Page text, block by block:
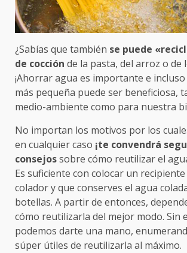
¿Sabías que también se puede
de cocción de la pasta, del arroz o de
¡Ahorrar agua es importante e
más pequeña puede ser beneficiosa,
medio-ambiente como para nuestra
No importan los motivos por los
en cualquier caso ¡te convendrá
consejossobre cómo reutilizar el
Es suficiente con colocar un
colador y que conserves el agua
botellas. A partir de entonces,
cómo reutilizarla del mejor modo. Sin
podemos darte una mano,
súper útiles de reutilizarla al máximo.